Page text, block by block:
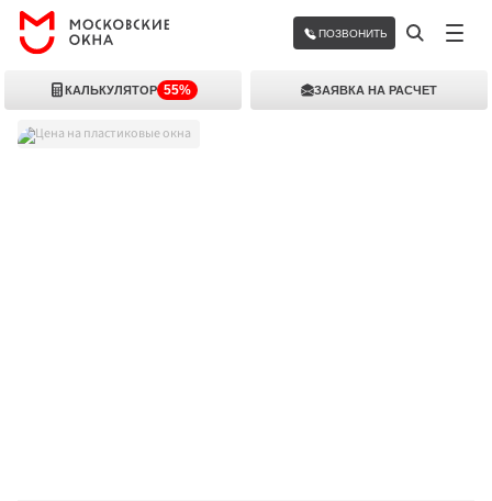
ПОЗВОНИТЬ
КАЛЬКУЛЯТОР 55% ЗАЯВКА НА РАСЧЕТ
Цена на пластиковые окна